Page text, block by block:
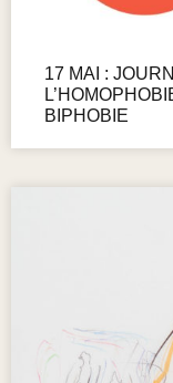
17 MAI :
BIPHOBIE